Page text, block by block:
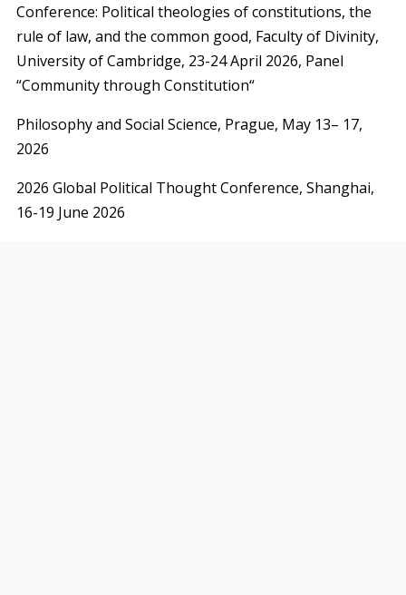
Conference: Political theologies of constitutions, the
rule of law, and the common good, Faculty of Divinity,
University of Cambridge, 23-24 April 2026, Panel
“Community through Constitution“
Philosophy and Social Science, Prague, May 13– 17,
2026
2026 Global Political Thought Conference, Shanghai,
16-19 June 2026